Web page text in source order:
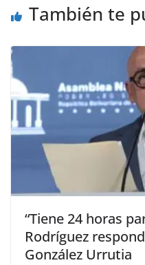
También te
“Tiene 24 horas
Rodríguez
González Urrutia